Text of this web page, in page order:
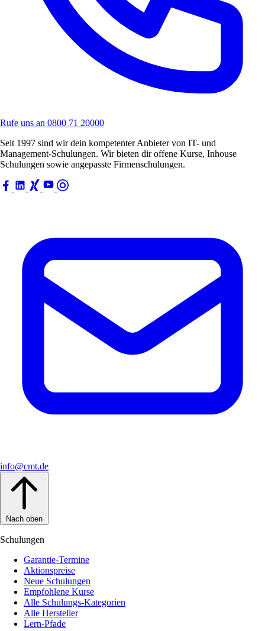
Rufe uns an 0800 71 20000
Seit 1997 sind wir dein kompetenter Anbieter von IT- und
Management-Schulungen. Wir bieten dir offene Kurse, Inhouse
Schulungen sowie angepasste Firmenschulungen.
info@cmt.de
Nach oben
Schulungen
Garantie-Termine
Aktionspreise
Neue Schulungen
Empfohlene Kurse
Alle Schulungs-Kategorien
Alle Hersteller
Lern-Pfade